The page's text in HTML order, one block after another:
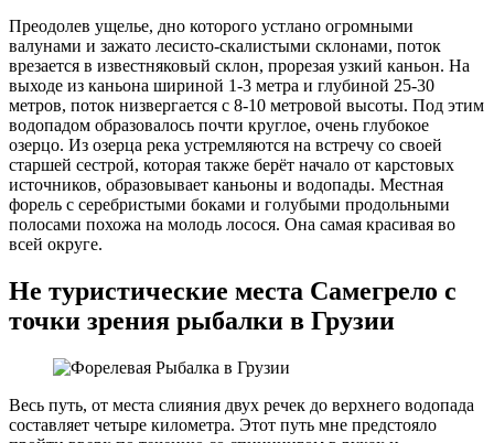
Преодолев ущелье, дно которого устлано огромными
валунами и зажато лесисто-скалистыми склонами, поток
врезается в известняковый склон, прорезая узкий каньон. На
выходе из каньона шириной 1-3 метра и глубиной 25-30
метров, поток низвергается с 8-10 метровой высоты. Под этим
водопадом образовалось почти круглое, очень глубокое
озерцо. Из озерца река устремляются на встречу со своей
старшей сестрой, которая также берёт начало от карстовых
источников, образовывает каньоны и водопады. Местная
форель с серебристыми боками и голубыми продольными
полосами похожа на молодь лосося. Она самая красивая во
всей округе.
Не туристические места Самегрело с
точки зрения рыбалки в Грузии
Весь путь, от места слияния двух речек до верхнего водопада
составляет четыре километра. Этот путь мне предстояло